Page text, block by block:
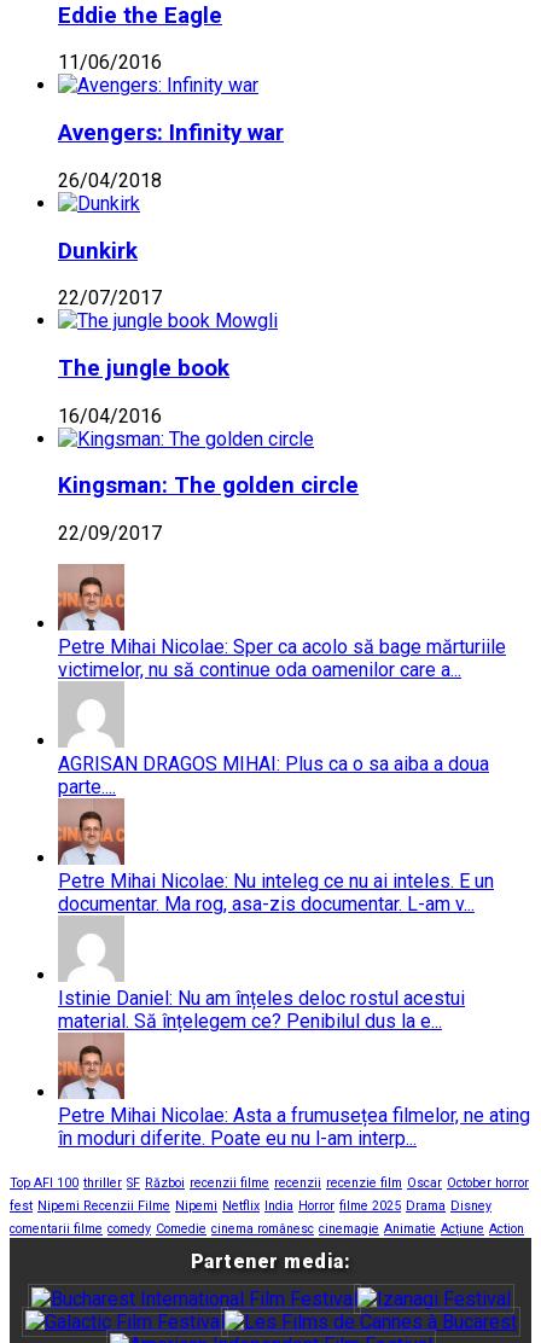
Eddie the Eagle
11/06/2016
Avengers: Infinity war
26/04/2018
Dunkirk
22/07/2017
The jungle book
16/04/2016
Kingsman: The golden circle
22/09/2017
Petre Mihai Nicolae: Sper ca acolo să bage mărturiile
victimelor, nu să continue oda oamenilor care a...
AGRISAN DRAGOS MIHAI: Plus ca o sa aiba a doua
parte....
Petre Mihai Nicolae: Nu inteleg ce nu ai inteles. E un
documentar. Ma rog, asa-zis documentar. L-am v...
Istinie Daniel: Nu am înțeles deloc rostul acestui
material. Să înțelegem ce? Penibilul dus la e...
Petre Mihai Nicolae: Asta a frumusețea filmelor, ne ating
în moduri diferite. Poate eu nu l-am interp...
Top AFI 100 thriller SF Război recenzii filme recenzii recenzie film Oscar October horror
fest Nipemi Recenzii Filme Nipemi Netflix India Horror filme 2025 Drama Disney
comentarii filme comedy Comedie cinema românesc cinemagie Animatie Acțiune Action
Partener media: